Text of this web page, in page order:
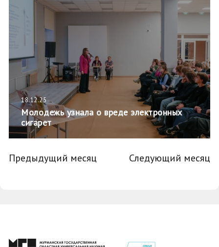
18.12.25
Молодежь узнала о вреде электронных
сигарет
Предыдущий месяц Следующий месяц